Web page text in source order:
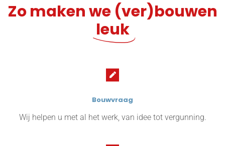
Zo maken we (ver)bouwen
leuk
Bouwvraag
Wij helpen u met al het werk, van idee tot vergunning.